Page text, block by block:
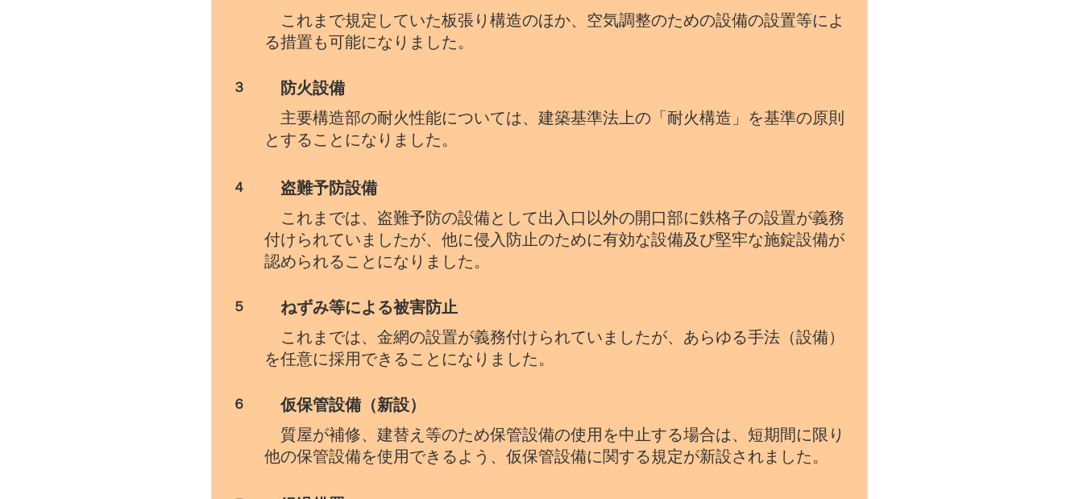
これまで規定していた板張り構造のほか、空気調整のための設備の設置等によ
る措置も可能になりました。
３
防火設備
主要構造部の耐火性能については、建築基準法上の「耐火構造」を基準の原則
とすることになりました。
４
盗難予防設備
これまでは、盗難予防の設備として出入口以外の開口部に鉄格子の設置が義務
付けられていましたが、他に侵入防止のために有効な設備及び堅牢な施錠設備が
認められることになりました。
５
ねずみ等による被害防止
これまでは、金網の設置が義務付けられていましたが、あらゆる手法（設備）
を任意に採用できることになりました。
６
仮保管設備（新設）
質屋が補修、建替え等のため保管設備の使用を中止する場合は、短期間に限り
他の保管設備を使用できるよう、仮保管設備に関する規定が新設されました。